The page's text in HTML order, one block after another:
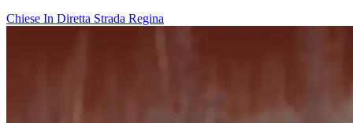
Chiese In Diretta Strada Regina